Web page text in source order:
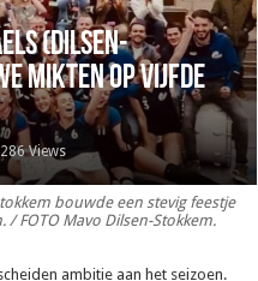
(Dilsen-
mikten op vijfde
Views
bouwde een stevig feestje
FOTO Mavo Dilsen-Stokkem.
ambitie aan het seizoen.